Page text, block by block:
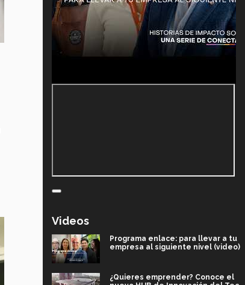
Videos
Programa enlace: para llevar a tu
empresa al siguiente nivel (video)
¿Quieres emprender? Conoce el